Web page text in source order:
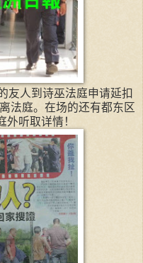
友人到诗巫法庭申请延扣
法庭。在场的还有都东区
外听取详情！